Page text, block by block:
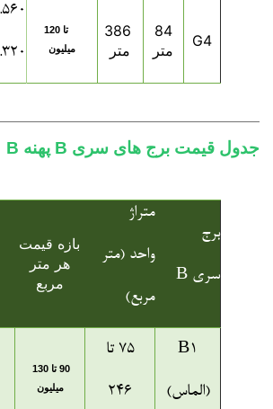
G4
84
متر
386
متر
میلیون
7.560
46.320
جدول قیمت برج های سری B پهنه B
برج
سری B
متراژ
واحد (متر
مربع)
بازه قیمت
هر متر
مربع
B1
(الماس)
75 تا
246
90 تا 130
میلیون